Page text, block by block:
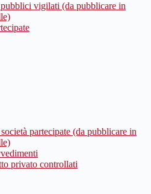
vigilati (da pubblicare in
partecipate (da pubblicare in
privato controllati